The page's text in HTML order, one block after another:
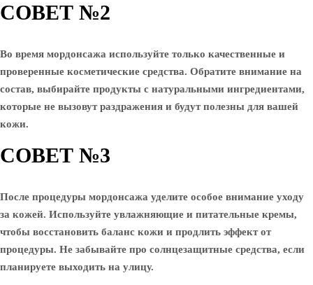
СОВЕТ №2
Во время мордонсажа используйте только качественные и
проверенные косметические средства. Обратите внимание на
состав, выбирайте продукты с натуральными ингредиентами,
которые не вызовут раздражения и будут полезны для вашей
кожи.
СОВЕТ №3
После процедуры мордонсажа уделите особое внимание уходу
за кожей. Используйте увлажняющие и питательные кремы,
чтобы восстановить баланс кожи и продлить эффект от
процедуры. Не забывайте про солнцезащитные средства, если
планируете выходить на улицу.